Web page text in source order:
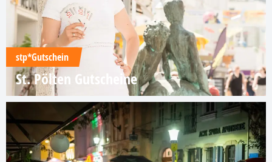
stp*Gutschein
St. Pölten Gutscheine